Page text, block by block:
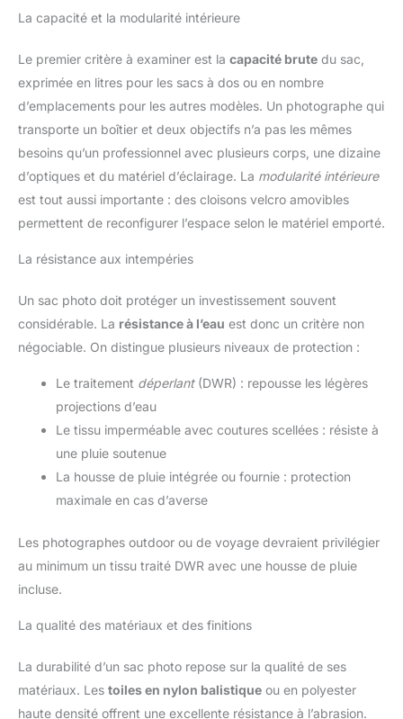
La capacité et la modularité intérieure
Le premier critère à examiner est la capacité brute du sac,
exprimée en litres pour les sacs à dos ou en nombre
d’emplacements pour les autres modèles. Un photographe qui
transporte un boîtier et deux objectifs n’a pas les mêmes
besoins qu’un professionnel avec plusieurs corps, une dizaine
d’optiques et du matériel d’éclairage. La modularité intérieure
est tout aussi importante : des cloisons velcro amovibles
permettent de reconfigurer l’espace selon le matériel emporté.
La résistance aux intempéries
Un sac photo doit protéger un investissement souvent
considérable. La résistance à l’eau est donc un critère non
négociable. On distingue plusieurs niveaux de protection :
Le traitement déperlant(DWR) : repousse les légères
projections d’eau
Le tissu imperméable avec coutures scellées : résiste à
une pluie soutenue
La housse de pluie intégrée ou fournie : protection
maximale en cas d’averse
Les photographes outdoor ou de voyage devraient privilégier
au minimum un tissu traité DWR avec une housse de pluie
incluse.
La qualité des matériaux et des finitions
La durabilité d’un sac photo repose sur la qualité de ses
matériaux. Les toiles en nylon balistique ou en polyester
haute densité offrent une excellente résistance à l’abrasion.